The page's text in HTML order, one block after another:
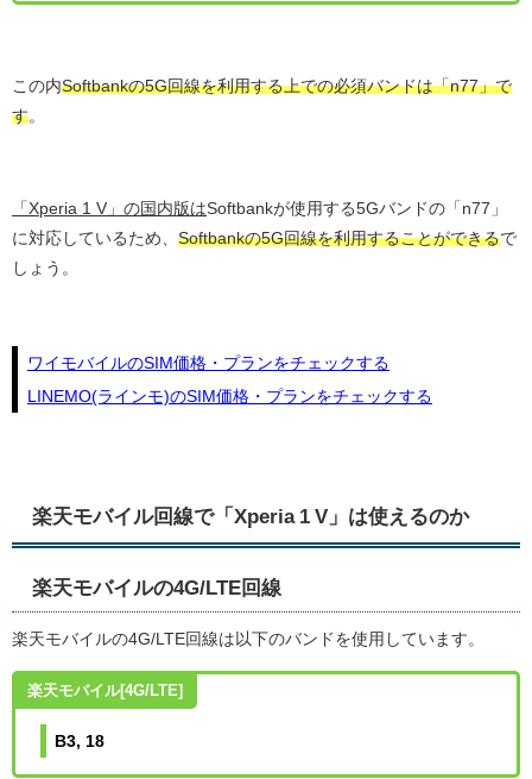
この内Softbankの5G回線を利用する上での必須バンドは「n77」で
す
「Xperia 1 V」の国内版はSoftbankが使用する5Gバンドの「n77」
に対応しているため、 Softbankの5G回線を利用することができるで
しょう。
ワイモバイルのSIM価格・プランをチェックする
LINEMO(ラインモ)のSIM価格・プランをチェックする
楽天モバイル回線で「Xperia 1 V」は使えるのか
楽天モバイルの4G/LTE回線
楽天モバイルの4G/LTE回線は以下のバンドを使用しています。
楽天モバイル[4G/LTE]
B3, 18